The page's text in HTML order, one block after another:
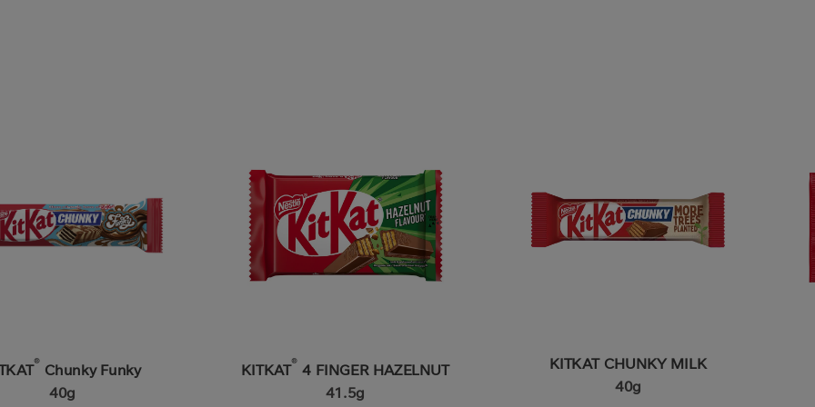
® Chunky Funky
40g
KITKAT®4 FINGER HAZELNUT
41.5g
KITKAT CHUNKY MILK
40g